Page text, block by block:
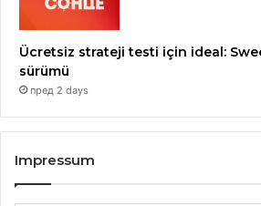
Ücretsiz strateji testi için ideal:
sürümü
пред 2 days
Impressum